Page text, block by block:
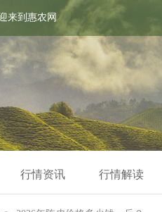
来到惠农网
行情资讯 行情解读